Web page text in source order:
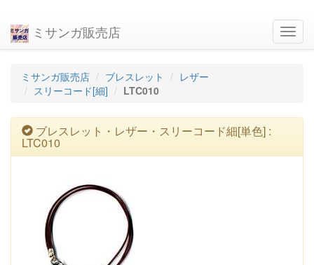
ミサンガ販売店
ミサンガ販売店 ブレスレット
レザー
スリーコード[細]
LTC010
ブレスレット・レザー・スリーコード細[単色] :
LTC010